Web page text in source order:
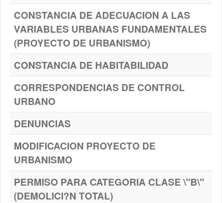
CONSTANCIA DE ADECUACION A LAS
VARIABLES URBANAS FUNDAMENTALES
(PROYECTO DE URBANISMO)
CONSTANCIA DE HABITABILIDAD
CORRESPONDENCIAS DE CONTROL
URBANO
DENUNCIAS
MODIFICACION PROYECTO DE
URBANISMO
PERMISO PARA CATEGORIA CLASE \"B\"
(DEMOLICI?N TOTAL)